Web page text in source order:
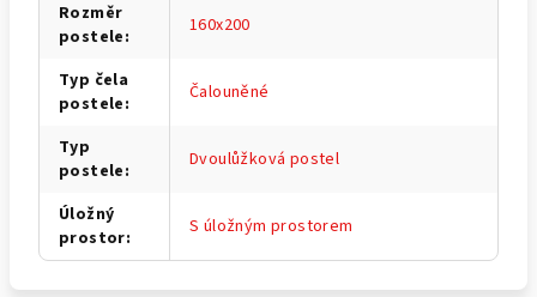
Rozměr
postele: 160x200
Typ čela
postele: Čalouněné
Typ
postele: Dvoulůžková postel
Úložný
prostor: S úložným prostorem